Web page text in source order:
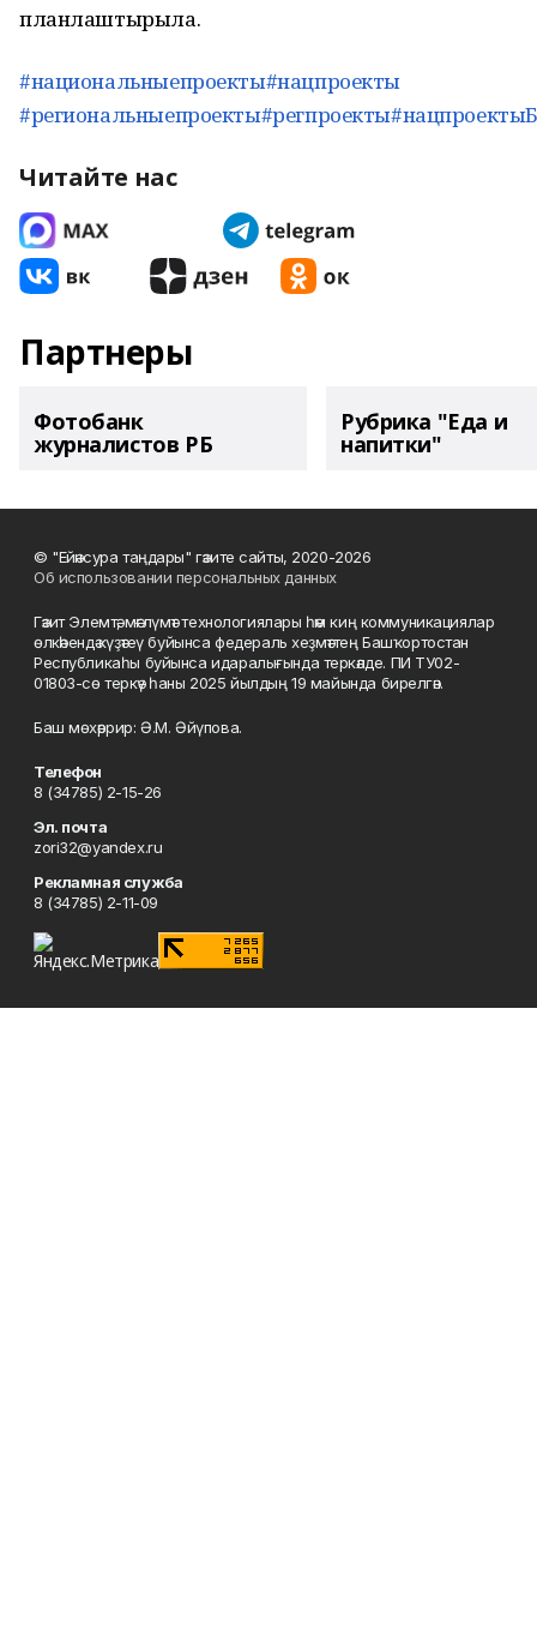
планлаштырыла.
#национальныепроекты#нацпроекты
#региональныепроекты#регпроекты
Читайте нас
Партнеры
Фотобанк
журналистов РБ
Рубрика "Еда и
напитки"
© "Ейәнсура таңдары" гәзите сайты, 2020-2026
Об использовании персональных данных
Гәзит Элемтә, мәғлүмәт технологиялары һәм киң коммуникациялар
өлкәһендә күҙәтеү буйынса федераль хеҙмәттең Башҡортостан
Республикаһы буйынса идаралығында теркәлде. ПИ ТУ02-
01803-сө теркәү һаны 2025 йылдың 19 майында бирелгән.
Баш мөхәррир: Ә.М. Әйүпова.
Телефон
8 (34785) 2-15-26
Эл. почта
zori32@yandex.ru
Рекламная служба
8 (34785) 2-11-09